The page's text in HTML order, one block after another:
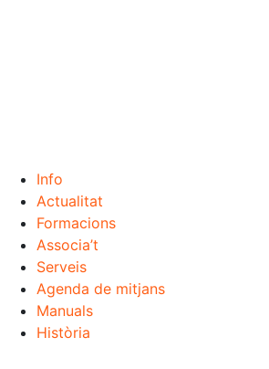
Info
Actualitat
Formacions
Associa’t
Serveis
Agenda de mitjans
Manuals
Història